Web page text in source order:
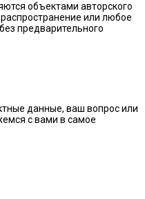
объектами авторского
или любое
предварительного
данные, ваш вопрос или
с вами в самое